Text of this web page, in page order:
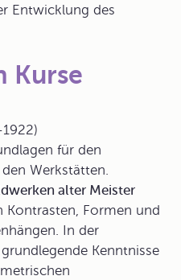
Entwicklung des
Kurse
für den
Werkstätten.
alter Meister
Kontrasten, Formen und
In der
Kenntnisse